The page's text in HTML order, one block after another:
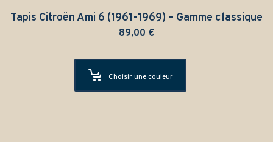
Tapis Citroën Ami 6 (1961-1969) – Gamme classique
89,00 €
Choisir une couleur